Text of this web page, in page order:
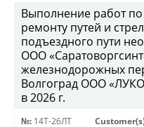
Выполнение работ
ремонту путей и
подъездного пути
ООО
железнодорожных
Волгоград ООО
в 2026 г.
№: 14Т-26ЛТ